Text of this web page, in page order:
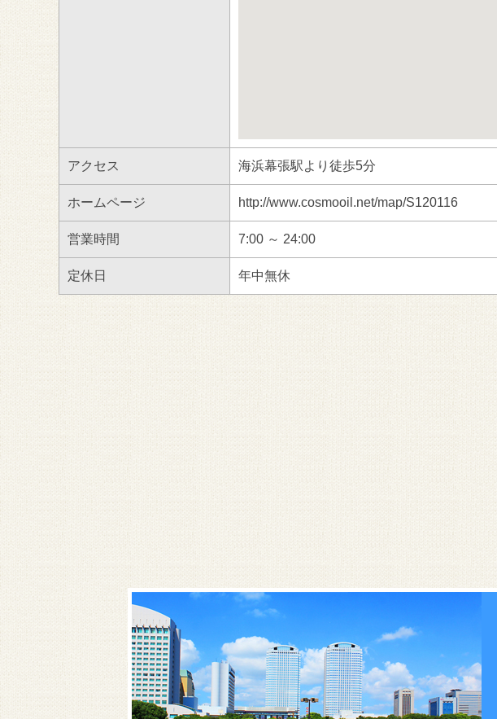
アクセス 海浜幕張駅より徒歩5分
ホームページ http://www.cosmooil.net/map/S120116
営業時間 7:00 ～ 24:00
定休日 年中無休